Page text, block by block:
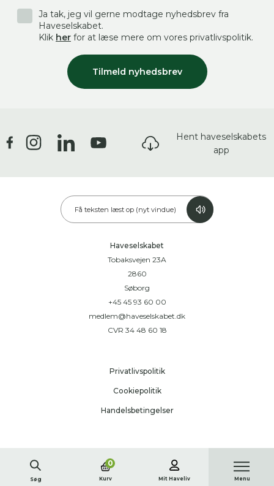
Søg
0
Kurv Mit Haveliv Menu
Tilmeld nyhedsbrev
Ja tak, jeg vil gerne modtage nyhedsbrev fra
Haveselskabet.
Klik her for at læse mere om vores privatlivspolitik.
Hent haveselskabets
app
Få teksten læst op (nyt vindue)
Haveselskabet
Tobaksvejen 23A
2860
Søborg
+45 45 93 60 00
medlem@haveselskabet.dk
CVR 34 48 60 18
Privatlivspolitik
Cookiepolitik
Handelsbetingelser